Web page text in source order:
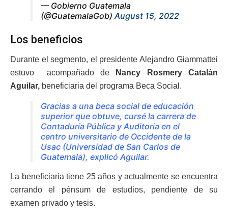
— Gobierno Guatemala
(@GuatemalaGob)August 15, 2022
Los beneficios
Durante el segmento, el presidente Alejandro Giammattei
estuvo acompañado de
Nancy Rosmery Catalán
Aguilar, beneficiaria del programa Beca Social.
Gracias a una beca social de educación
superior que obtuve, cursé la carrera de
Contaduría Pública y Auditoría en el
centro universitario de Occidente de la
Usac (Universidad de San Carlos de
Guatemala), explicó Aguilar.
La beneficiaria tiene 25 años y actualmente se encuentra
cerrando el pénsum de estudios, pendiente de su
examen privado y tesis.